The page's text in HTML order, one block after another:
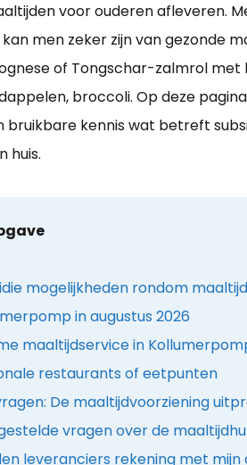
voor ouderen afleveren.
men zeker zijn van gezonde
of Tongschar-zalmrol met
broccoli. Op deze
bruikbare kennis wat betreft
huis.
mogelijkheden rondom
in augustus 2026
maaltijdservice in
restaurants of eetpunten
De maaltijdvoorziening
vragen over de
leveranciers rekening met mijn